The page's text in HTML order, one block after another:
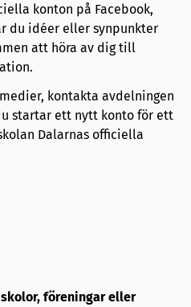
konton på Facebook,
du idéer eller synpunkter
att höra av dig till
kontakta avdelningen
startar ett nytt konto för ett
Dalarnas officiella
skolor, föreningar eller